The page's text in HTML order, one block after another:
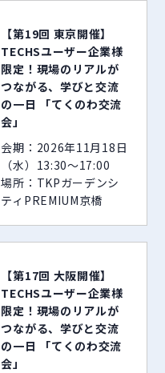
【第19回 東京開催】
TECHSユーザー企業様
限定！現場のリアルが
つながる、学びと交流
の一日 「てくのわ交流
会」
会期：2026年11月18日
（水）13:30～17:00
場所：TKPガーデンシ
ティPREMIUM京橋
【第17回 大阪開催】
TECHSユーザー企業様
限定！現場のリアルが
つながる、学びと交流
の一日 「てくのわ交流
会」